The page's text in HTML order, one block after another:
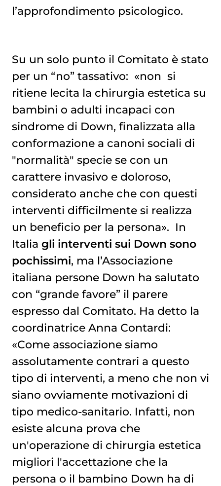
l’approfondimento psicologico.
Su un solo punto il Comitato è stato
per un “no” tassativo: «non si
ritiene lecita la chirurgia estetica su
bambini o adulti incapaci con
sindrome di Down, finalizzata alla
conformazione a canoni sociali di
"normalità" specie se con un
carattere invasivo e doloroso,
considerato anche che con questi
interventi difficilmente si realizza
un beneficio per la persona». In
Italia gli interventi sui Down sono
pochissimi, ma l’Associazione
italiana persone Down ha salutato
con “grande favore” il parere
espresso dal Comitato. Ha detto la
coordinatrice Anna Contardi:
«Come associazione siamo
assolutamente contrari a questo
tipo di interventi, a meno che non vi
siano ovviamente motivazioni di
tipo medico-sanitario. Infatti, non
esiste alcuna prova che
un'operazione di chirurgia estetica
migliori l'accettazione che la
persona o il bambino Down ha di